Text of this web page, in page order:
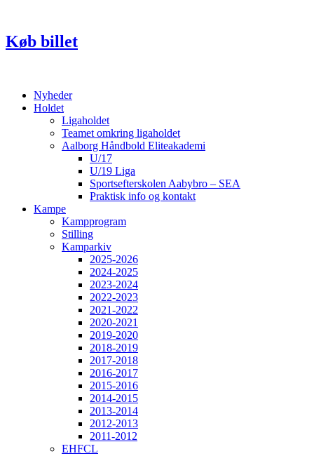
indhold
Køb billet
Nyheder
Holdet
Ligaholdet
Teamet omkring ligaholdet
Aalborg Håndbold Eliteakademi
U/17
U/19 Liga
Sportsefterskolen Aabybro – SEA
Praktisk info og kontakt
Kampe
Kampprogram
Stilling
Kamparkiv
2025-2026
2024-2025
2023-2024
2022-2023
2021-2022
2020-2021
2019-2020
2018-2019
2017-2018
2016-2017
2015-2016
2014-2015
2013-2014
2012-2013
2011-2012
EHFCL